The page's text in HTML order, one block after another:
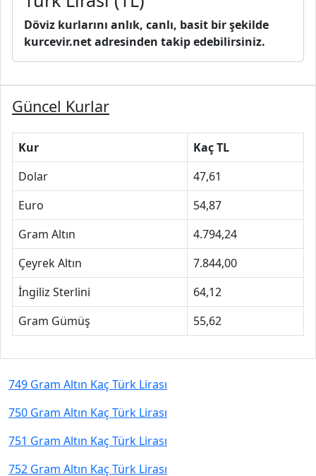
Döviz kurlarını anlık, canlı, basit bir şekilde
kurcevir.net adresinden takip edebilirsiniz.
Güncel Kurlar
Kur
Kaç TL
Dolar
47,61
Euro
54,87
Gram Altın
4.794,24
Çeyrek Altın
7.844,00
İngiliz Sterlini
64,12
Gram Gümüş
55,62
749 Gram Altın Kaç Türk Lirası
750 Gram Altın Kaç Türk Lirası
751 Gram Altın Kaç Türk Lirası
752 Gram Altın Kaç Türk Lirası